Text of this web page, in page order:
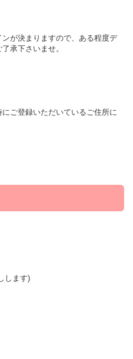
が決まりますので、ある程度デ
承下さいませ。
ご登録いただいているご住所に
します)